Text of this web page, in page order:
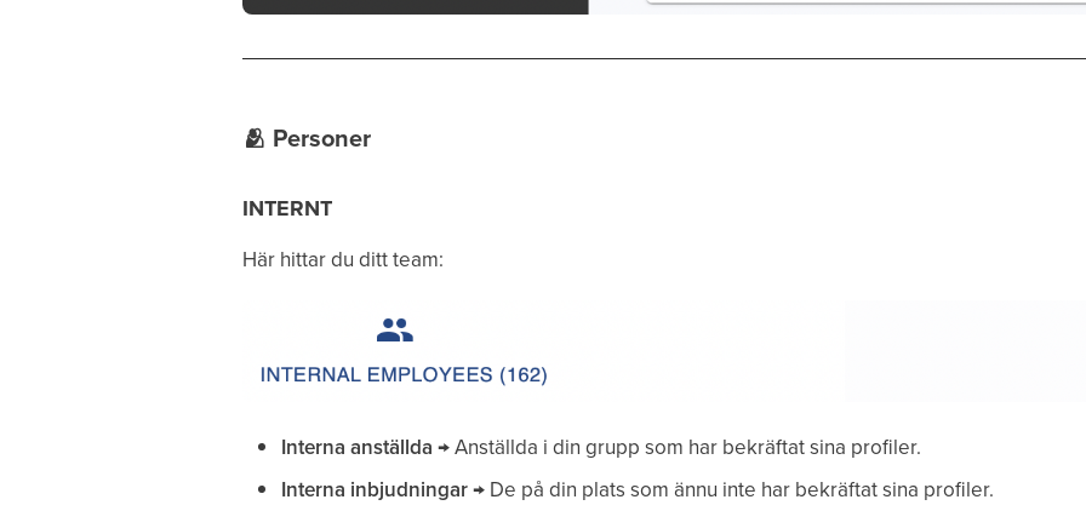
🫂 Personer
INTERNT
Här hittar du ditt team:
Interna anställda → Anställda i din grupp som har bekräftat sina profiler.
Interna inbjudningar→ De på din plats som ännu inte har bekräftat sina profiler.